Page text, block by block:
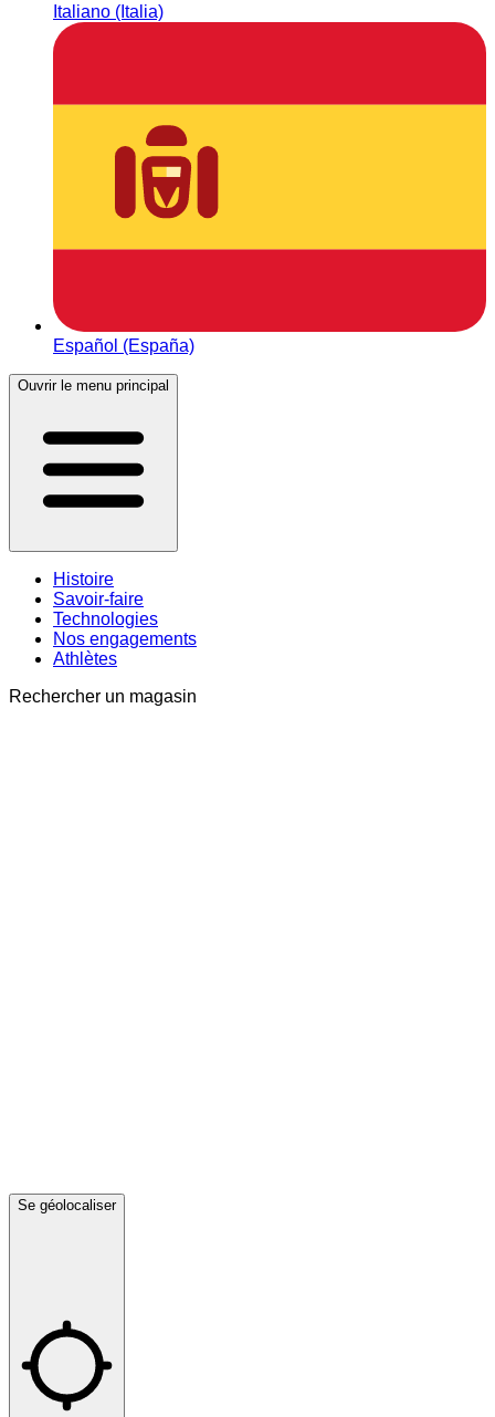
Italiano (Italia)
Español (España)
Ouvrir le menu principal
Histoire
Savoir-faire
Technologies
Nos engagements
Athlètes
Rechercher un magasin
Se géolocaliser